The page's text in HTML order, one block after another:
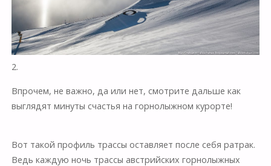
2.
Впрочем, не важно, да или нет, смотрите дальше как
выглядят минуты счастья на горнолыжном курорте!
Вот такой профиль трассы оставляет после себя ратрак.
Ведь каждую ночь трассы австрийских горнолыжных